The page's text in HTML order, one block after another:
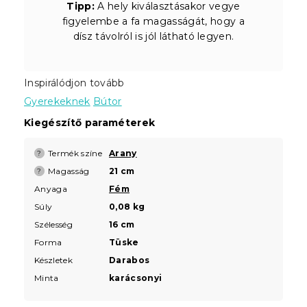
Tipp: A hely kiválasztásakor vegye
figyelembe a fa magasságát, hogy a
dísz távolról is jól látható legyen.
Inspirálódjon tovább
Gyerekeknek Bútor
Kiegészítő paraméterek
? Termék színe Arany
? Magasság
21 cm
Anyaga
Fém
Súly
0,08 kg
Szélesség
16 cm
Forma
Tüske
Készletek
Darabos
Minta
karácsonyi